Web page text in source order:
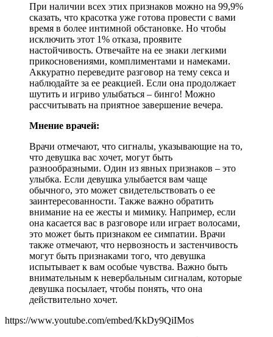
При наличии всех этих признаков можно на 99,9%
сказать, что красотка уже готова провести с вами
время в более интимной обстановке. Но чтобы
исключить этот 1% отказа, проявите
настойчивость. Отвечайте на ее знаки легкими
прикосновениями, комплиментами и намеками.
Аккуратно переведите разговор на тему секса и
наблюдайте за ее реакцией. Если она продолжает
шутить и игриво улыбаться – бинго! Можно
рассчитывать на приятное завершение вечера.
Мнение врачей:
Врачи отмечают, что сигналы, указывающие на то,
что девушка вас хочет, могут быть
разнообразными. Один из явных признаков – это
улыбка. Если девушка улыбается вам чаще
обычного, это может свидетельствовать о ее
заинтересованности. Также важно обратить
внимание на ее жесты и мимику. Например, если
она касается вас в разговоре или играет волосами,
это может быть признаком ее симпатии. Врачи
также отмечают, что нервозность и застенчивость
могут быть признаками того, что девушка
испытывает к вам особые чувства. Важно быть
внимательным к невербальным сигналам, которые
девушка посылает, чтобы понять, что она
действительно хочет.
https://www.youtube.com/embed/KkDy9QiIMos